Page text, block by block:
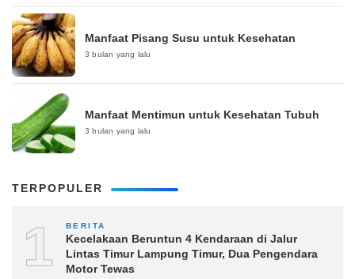
Manfaat Pisang Susu untuk Kesehatan
3 bulan yang lalu
Manfaat Mentimun untuk Kesehatan Tubuh
3 bulan yang lalu
TERPOPULER
1 BERITA
Kecelakaan Beruntun 4 Kendaraan di Jalur
Lintas Timur Lampung Timur, Dua Pengendara
Motor Tewas